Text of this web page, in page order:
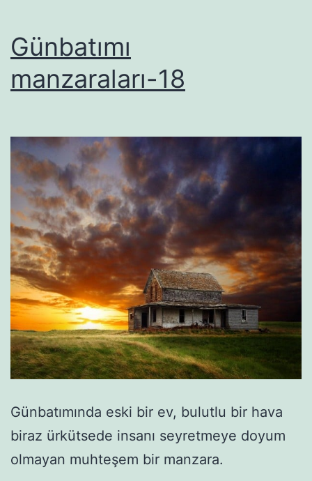
Günbatımı
manzaraları-18
Günbatımında eski bir ev, bulutlu bir hava
biraz ürkütsede insanı seyretmeye doyum
olmayan muhteşem bir manzara.